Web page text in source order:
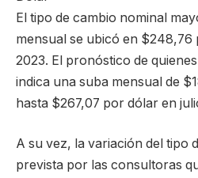
El tipo de cambio nominal
mensual se ubicó en $248,76
2023. El pronóstico de
indica una suba mensual de
hasta $267,07 por dólar en
A su vez, la variación del tipo
prevista por las consultoras